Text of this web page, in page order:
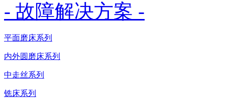
- 故障解决方案 -
平面磨床系列
内外圆磨床系列
中走丝系列
铣床系列